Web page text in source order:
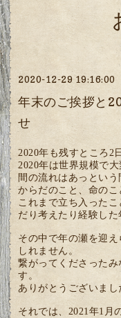
2020-12-29 19:16:00
年末のご挨拶と
せ
2020年も残すところ2
2020年は世界規模で
間の流れはあっという
からだのこと、命の
これまで立ち入った
だり考えたり経験した
その中で年の瀬を迎
しれません。
繋がってくださった
す。
ありがとうございまし
それでは、2021年1月